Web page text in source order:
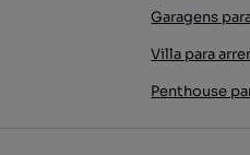
Garagens
Villa para
Penthouse